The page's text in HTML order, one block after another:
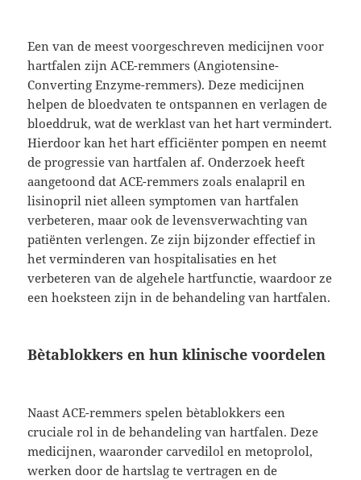
Een van de meest voorgeschreven medicijnen voor
hartfalen zijn ACE-remmers (Angiotensine-
Converting Enzyme-remmers). Deze medicijnen
helpen de bloedvaten te ontspannen en verlagen de
bloeddruk, wat de werklast van het hart vermindert.
Hierdoor kan het hart efficiënter pompen en neemt
de progressie van hartfalen af. Onderzoek heeft
aangetoond dat ACE-remmers zoals enalapril en
lisinopril niet alleen symptomen van hartfalen
verbeteren, maar ook de levensverwachting van
patiënten verlengen. Ze zijn bijzonder effectief in
het verminderen van hospitalisaties en het
verbeteren van de algehele hartfunctie, waardoor ze
een hoeksteen zijn in de behandeling van hartfalen.
Bètablokkers en hun klinische voordelen
Naast ACE-remmers spelen bètablokkers een
cruciale rol in de behandeling van hartfalen. Deze
medicijnen, waaronder carvedilol en metoprolol,
werken door de hartslag te vertragen en de